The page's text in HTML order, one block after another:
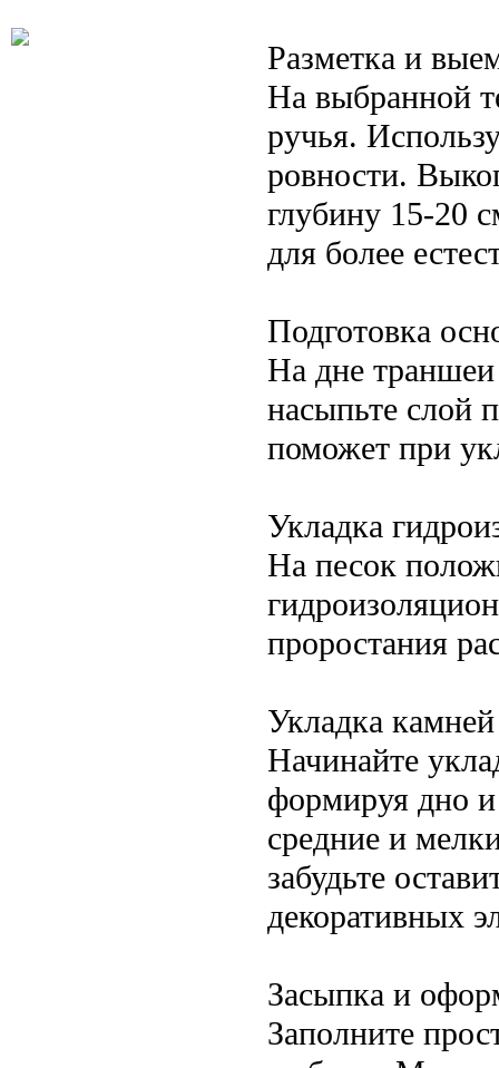
Разметка и
На выбранной
ручья.
ровности.
глубину 15-20
для более
Подготовка
На дне траншеи
насыпьте слой
поможет при
Укладка
На песок
проростания
Укладка
Начинайте
формируя дно и
средние и
забудьте
декоративных
Засыпка и
Заполните